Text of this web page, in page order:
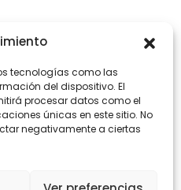
tecnologías como las
del dispositivo. El
procesar datos como el
únicas en este sitio. No
negativamente a ciertas
privacidad